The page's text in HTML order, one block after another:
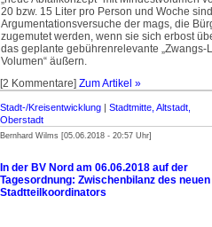
20 bzw. 15 Liter pro Person und Woche
Argumentationsversuche der mags, die
zugemutet werden, wenn sie sich erbost
das geplante gebührenrelevante „Zwangs-
Volumen“ äußern.
[2 Kommentare] Zum Artikel »
Stadt-/Kreisentwicklung | Stadtmitte, Altstadt,
Oberstadt
Bernhard Wilms [05.06.2018 - 20:57 Uhr]
In der BV Nord am 06.06.2018 auf der
Tagesordnung: Zwischenbilanz des neuen
Stadtteilkoordinators